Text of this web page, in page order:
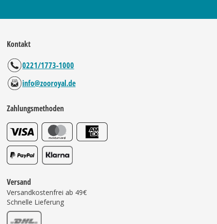
Kontakt
0221/1773-1000
info@zooroyal.de
Zahlungsmethoden
Versand
Versandkostenfrei ab 49€
Schnelle Lieferung